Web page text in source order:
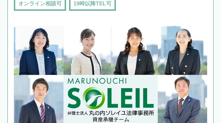
オンライン相談可 19時以降TEL可